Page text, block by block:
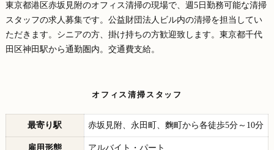
東京都港区赤坂見附のオフィス清掃の現場で、週5日勤務可能な清掃
スタッフの求人募集です。公益財団法人ビル内の清掃を担当してい
ただきます。シニアの方、掛け持ちの方歓迎致します。東京都千代
田区神田駅から通勤圏内。交通費支給。
オフィス清掃スタッフ
最寄り駅 赤坂見附、永田町、麴町から各徒歩5分～10分
雇用形態 アルバイト・パート